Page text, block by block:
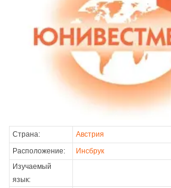
Страна:
Австрия
Расположение:
Инсбрук
Изучаемый
язык: